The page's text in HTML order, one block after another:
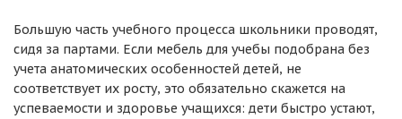
Большую часть учебного процесса школьники проводят,
сидя за партами. Если мебель для учебы подобрана без
учета анатомических особенностей детей, не
соответствует их росту, это обязательно скажется на
успеваемости и здоровье учащихся: дети быстро устают,